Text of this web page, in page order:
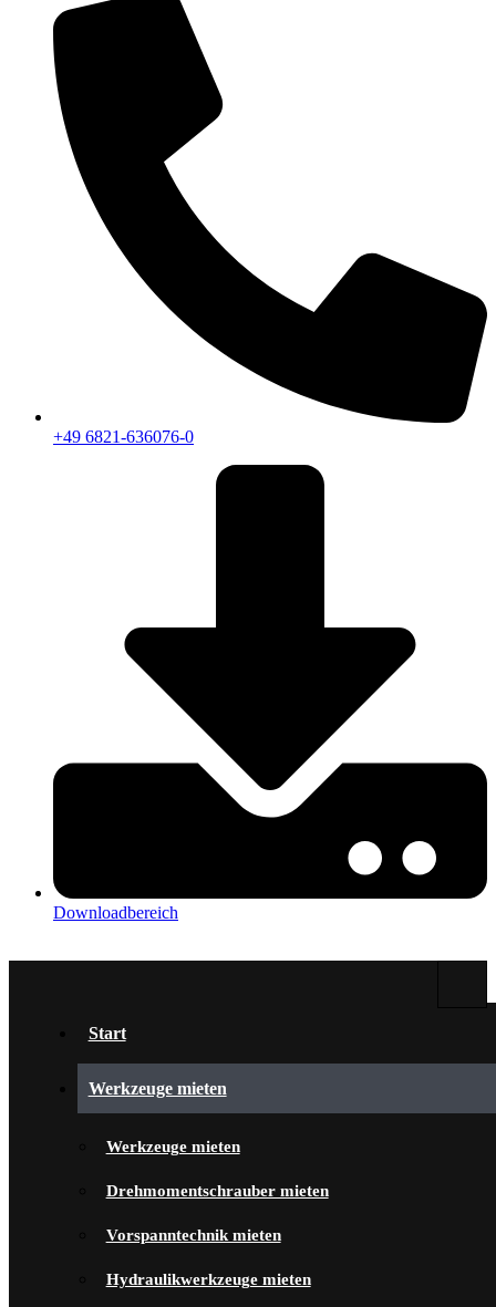
+49 6821-636076-0
Downloadbereich
Start
Werkzeuge mieten
Werkzeuge mieten
Drehmomentschrauber mieten
Vorspanntechnik mieten
Hydraulikwerkzeuge mieten